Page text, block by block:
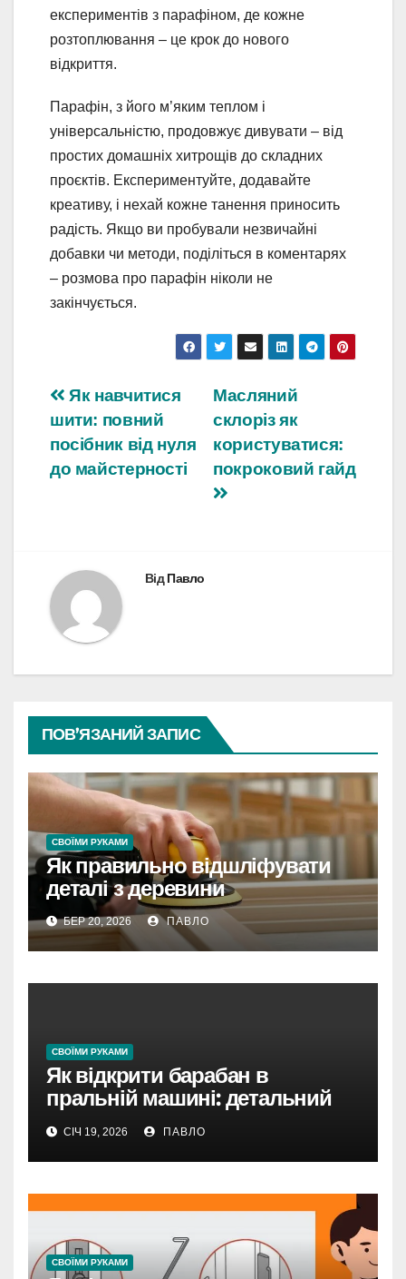
експериментів з парафіном, де кожне
розтоплювання – це крок до нового
відкриття.
Парафін, з його м’яким теплом і
універсальністю, продовжує дивувати – від
простих домашніх хитрощів до складних
проєктів. Експериментуйте, додавайте
креативу, і нехай кожне танення приносить
радість. Якщо ви пробували незвичайні
добавки чи методи, поділіться в коментарях
– розмова про парафін ніколи не
закінчується.
Навігація
записів
Масляний
склоріз як
користуватися:
покроковий гайд
Як навчитися
шити: повний
посібник від нуля
до майстерності
ВідПавло
ПОВ’ЯЗАНИЙ ЗАПИС
CВОЇМИ РУКАМИ
Як правильно відшліфувати
деталі з деревини
БЕР 20, 2026 ПАВЛО
CВОЇМИ РУКАМИ
Як відкрити барабан в
пральній машині: детальний
посібник з нюансами
СІЧ 19, 2026 ПАВЛО
CВОЇМИ РУКАМИ